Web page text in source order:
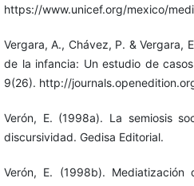
https://www.unicef.org/mexico/
Vergara, A., Chávez, P. & Vergara,
de la infancia: Un estudio de
9(26). http://
Verón, E. (1998a). La semiosis
discursividad. Gedisa Editorial.
Verón, E. (1998b).